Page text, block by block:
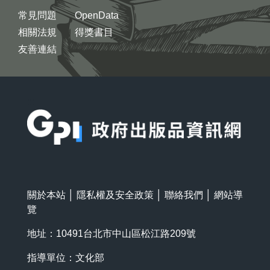
常見問題
相關法規
友善連結
OpenData
得獎書目
關於本站 隱私權及安全政策 聯絡我們
網站導
覽
地址：10491台北市中山區松江路209號
指導單位：文化部